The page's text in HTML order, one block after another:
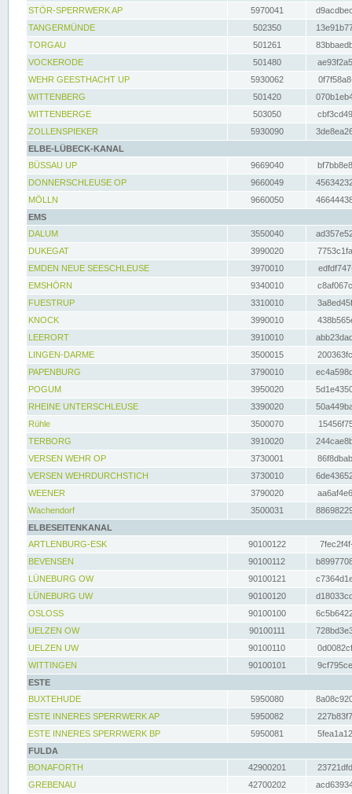
STÖR-SPERRWERK AP 5970041
TANGERMÜNDE
502350
TORGAU
501261
VOCKERODE
501480
WEHR GEESTHACHT UP
5930062
WITTENBERG
501420
WITTENBERGE
503050
ZOLLENSPIEKER
5930090
ELBE-LÜBECK-KANAL
BÜSSAU UP
9669040
DONNERSCHLEUSE OP
9660049
MÖLLN
9660050
EMS
DALUM
3550040
DUKEGAT
3990020
EMDEN NEUE SEESCHLEUSE
3970010
EMSHÖRN
9340010
FUESTRUP
3310010
KNOCK
3990010
LEERORT
3910010
LINGEN-DARME
3500015
PAPENBURG
3790010
POGUM
3950020
RHEINE UNTERSCHLEUSE
3390020
Rühle
3500070
TERBORG
3910020
VERSEN WEHR OP
3730001
VERSEN WEHRDURCHSTICH
3730010
WEENER
3790020
Wachendorf
3500031
ELBESEITENKANAL
ARTLENBURG-ESK
90100122
BEVENSEN
90100112
LÜNEBURG OW
90100121
LÜNEBURG UW
90100120
OSLOSS
90100100
UELZEN OW
90100111
UELZEN UW
90100110
WITTINGEN
90100101
ESTE
BUXTEHUDE
5950080
ESTE INNERES SPERRWERK AP
5950082
ESTE INNERES SPERRWERK BP
5950081
FULDA
BONAFORTH
42900201
GREBENAU
42700202